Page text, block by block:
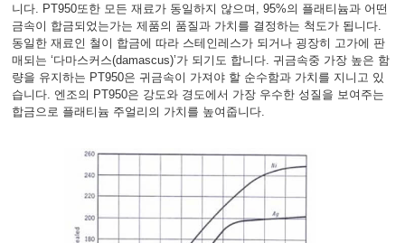
니다. PT950또한 모든 재료가 동일하지 않으며, 95%의 플래티늄과 어떤
금속이 합금되었는가는 제품의 품질과 가치를 결정하는 척도가 됩니다.
동일한 재료인 철이 합금에 따라 스테인레스가 되거나 굉장히 고가에 판
매되는 ‘다마스커스(damascus)’가 되기도 합니다. 귀금속중 가장 높은 함
량을 유지하는 PT950은 귀금속이 가져야 할 순수함과 가치를 지니고 있
습니다. 엔조의 PT950은 강도와 경도에서 가장 우수한 성질을 보여주는
합금으로 플래티늄 주얼리의 가치를 높여줍니다.